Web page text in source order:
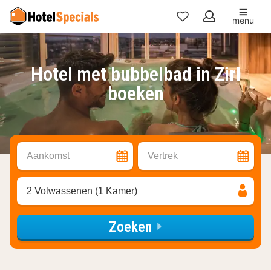
Mijn
favorieten
menu
Hotel met bubbelbad in Zirl
boeken
Aankomst Vertrek
2 Volwassenen (1 Kamer)
Zoeken